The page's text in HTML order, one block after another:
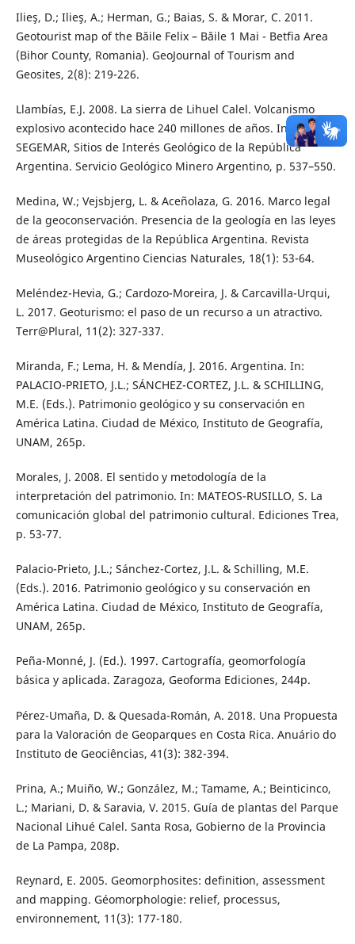
Ilieş, D.; Ilieş, A.; Herman, G.; Baias, S. & Morar, C. 2011.
Geotourist map of the Băile Felix – Băile 1 Mai - Betfia Area
(Bihor County, Romania). GeoJournal of Tourism and
Geosites, 2(8): 219-226.
Llambías, E.J. 2008. La sierra de Lihuel Calel. Volcanismo
explosivo acontecido hace 240 millones de años. In:
SEGEMAR, Sitios de Interés Geológico de la República
Argentina. Servicio Geológico Minero Argentino, p. 537–550.
Medina, W.; Vejsbjerg, L. & Aceñolaza, G. 2016. Marco legal
de la geoconservación. Presencia de la geología en las leyes
de áreas protegidas de la República Argentina. Revista
Museológico Argentino Ciencias Naturales, 18(1): 53-64.
Meléndez-Hevia, G.; Cardozo-Moreira, J. & Carcavilla-Urqui,
L. 2017. Geoturismo: el paso de un recurso a un atractivo.
Terr@Plural, 11(2): 327-337.
Miranda, F.; Lema, H. & Mendía, J. 2016. Argentina. In:
PALACIO-PRIETO, J.L.; SÁNCHEZ-CORTEZ, J.L. & SCHILLING,
M.E. (Eds.). Patrimonio geológico y su conservación en
América Latina. Ciudad de México, Instituto de Geografía,
UNAM, 265p.
Morales, J. 2008. El sentido y metodología de la
interpretación del patrimonio. In: MATEOS-RUSILLO, S. La
comunicación global del patrimonio cultural. Ediciones Trea,
p. 53-77.
Palacio-Prieto, J.L.; Sánchez-Cortez, J.L. & Schilling, M.E.
(Eds.). 2016. Patrimonio geológico y su conservación en
América Latina. Ciudad de México, Instituto de Geografía,
UNAM, 265p.
Peña-Monné, J. (Ed.). 1997. Cartografía, geomorfología
básica y aplicada. Zaragoza, Geoforma Ediciones, 244p.
Pérez-Umaña, D. & Quesada-Román, A. 2018. Una Propuesta
para la Valoración de Geoparques en Costa Rica. Anuário do
Instituto de Geociências, 41(3): 382-394.
Prina, A.; Muiño, W.; González, M.; Tamame, A.; Beinticinco,
L.; Mariani, D. & Saravia, V. 2015. Guía de plantas del Parque
Nacional Lihué Calel. Santa Rosa, Gobierno de la Provincia
de La Pampa, 208p.
Reynard, E. 2005. Geomorphosites: definition, assessment
and mapping. Géomorphologie: relief, processus,
environnement, 11(3): 177-180.